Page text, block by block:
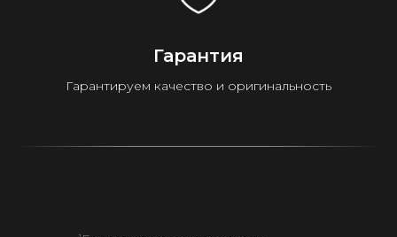
Гарантия
Гарантируем качество и оригинальность